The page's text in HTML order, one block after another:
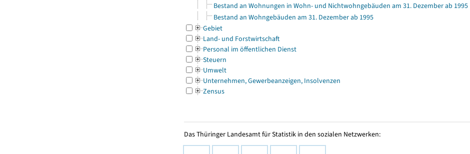
Bestand an Wohnungen in Wohn- und Nichtwohngebäuden am 31. Dezember ab 1995
Bestand an Wohngebäuden am 31. Dezember ab 1995
Gebiet
Land- und Forstwirtschaft
Personal im öffentlichen Dienst
Steuern
Umwelt
Unternehmen, Gewerbeanzeigen, Insolvenzen
Zensus
Das Thüringer Landesamt für Statistik in den sozialen Netzwerken: